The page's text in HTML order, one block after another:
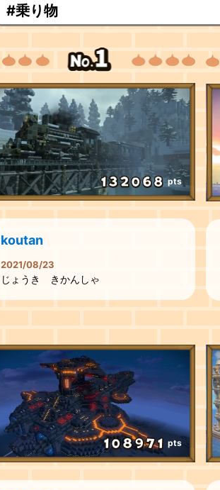
#乗り物
pts
koutan
2021/08/23
じょうき きかんしゃ
pts